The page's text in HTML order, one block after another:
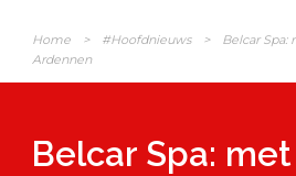
Home > #Hoofdnieuws >
Belcar
Ardennen
Belcar Spa: